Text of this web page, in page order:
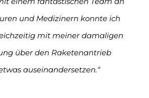
und Medizinern konnte ich
mit meiner damaligen
über den Raketenantrieb
auseinandersetzen.“